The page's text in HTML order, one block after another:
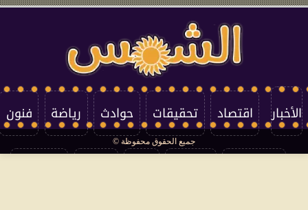
الأخبار اقتصاد تحقيقات حوادث رياضة فنون
جميع الحقوق محفوظة ©